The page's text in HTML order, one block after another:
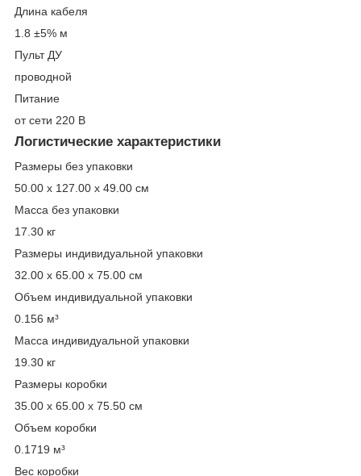
Длина кабеля
1.8 ±5% м
Пульт ДУ
проводной
Питание
от сети 220 В
Логистические характеристики
Размеры без упаковки
50.00 x 127.00 x 49.00 см
Масса без упаковки
17.30 кг
Размеры индивидуальной упаковки
32.00 x 65.00 x 75.00 см
Объем индивидуальной упаковки
0.156 м³
Масса индивидуальной упаковки
19.30 кг
Размеры коробки
35.00 x 65.00 x 75.50 см
Объем коробки
0.1719 м³
Вес коробки